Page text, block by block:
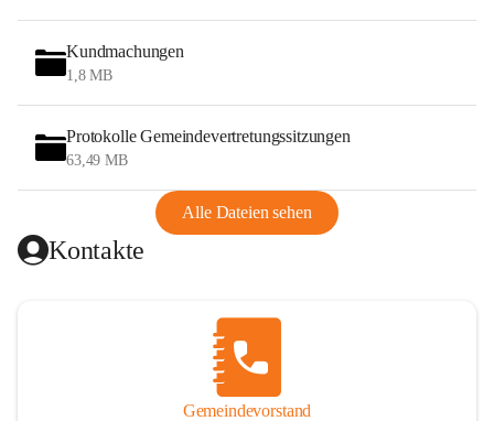
Kundmachungen
1,8 MB
Protokolle Gemeindevertretungssitzungen
63,49 MB
Alle Dateien sehen
Kontakte
Gemeindevorstand